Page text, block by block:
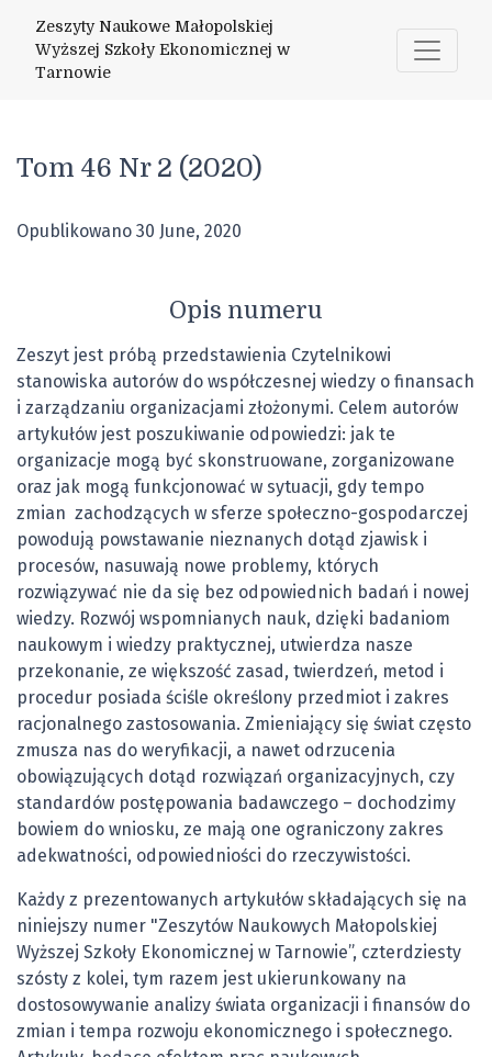
Zeszyty Naukowe Małopolskiej
Wyższej Szkoły Ekonomicznej w
Tarnowie
Tom 46 Nr 2 (2020)
Opublikowano 30 June, 2020
Opis numeru
Zeszyt jest próbą przedstawienia Czytelnikowi
stanowiska autorów do współczesnej wiedzy o finansach
i zarządzaniu organizacjami złożonymi. Celem autorów
artykułów jest poszukiwanie odpowiedzi: jak te
organizacje mogą być skonstruowane, zorganizowane
oraz jak mogą funkcjonować w sytuacji, gdy tempo
zmian zachodzących w sferze społeczno-gospodarczej
powodują powstawanie nieznanych dotąd zjawisk i
procesów, nasuwają nowe problemy, których
rozwiązywać nie da się bez odpowiednich badań i nowej
wiedzy. Rozwój wspomnianych nauk, dzięki badaniom
naukowym i wiedzy praktycznej, utwierdza nasze
przekonanie, ze większość zasad, twierdzeń, metod i
procedur posiada ściśle określony przedmiot i zakres
racjonalnego zastosowania. Zmieniający się świat często
zmusza nas do weryfikacji, a nawet odrzucenia
obowiązujących dotąd rozwiązań organizacyjnych, czy
standardów postępowania badawczego – dochodzimy
bowiem do wniosku, ze mają one ograniczony zakres
adekwatności, odpowiedniości do rzeczywistości.
Każdy z prezentowanych artykułów składających się na
niniejszy numer "Zeszytów Naukowych Małopolskiej
Wyższej Szkoły Ekonomicznej w Tarnowie”, czterdziesty
szósty z kolei, tym razem jest ukierunkowany na
dostosowywanie analizy świata organizacji i finansów do
zmian i tempa rozwoju ekonomicznego i społecznego.